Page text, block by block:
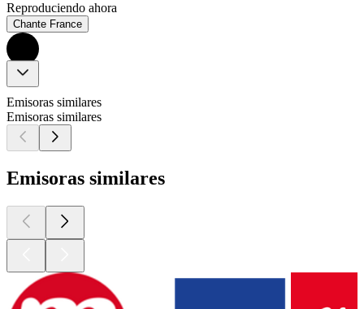
Reproduciendo ahora
Chante France
Emisoras similares
Emisoras similares
Emisoras similares